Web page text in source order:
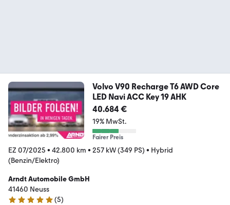
Volvo V90 Recharge T6 AWD Core
LED Navi ACC Key 19 AHK
40.684 €
19% MwSt.
Fairer Preis
EZ 07/2025 • 42.800 km • 257 kW (349 PS) • Hybrid
(Benzin/Elektro)
Arndt Automobile GmbH
41460 Neuss
(5)